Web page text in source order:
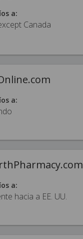
a:
Canada
a:
a:
hacia a EE. UU.